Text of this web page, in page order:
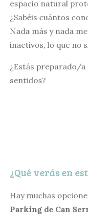
espacio natural
¿Sabéis cuántos
Nada más y nada
inactivos, lo que no
¿Estás preparado/
sentidos?
¿Qué verás en
Hay muchas
Parking de Can